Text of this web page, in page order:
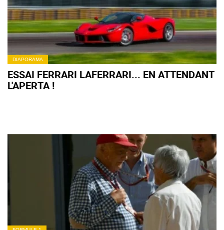
DIAPORAMA
ESSAI FERRARI LAFERRARI... EN ATTENDANT
L'APERTA !